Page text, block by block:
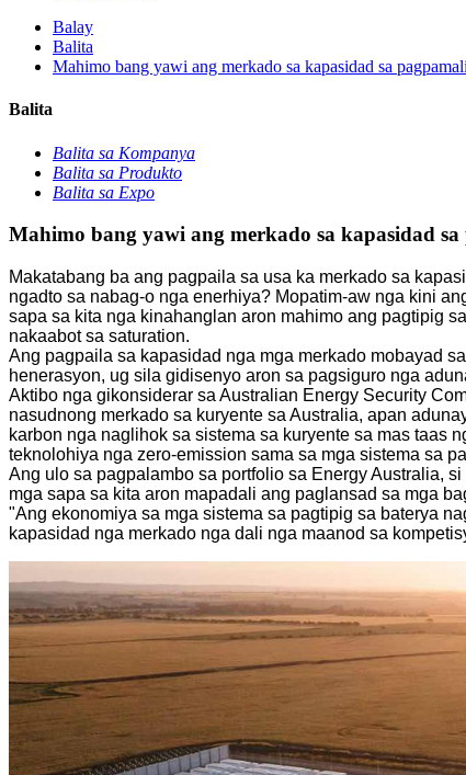
Balay
Balita
Mahimo bang yawi ang merkado sa kapasidad sa
Balita
Balita sa Kompanya
Balita sa Produkto
Balita sa Expo
Mahimo bang yawi ang merkado sa kapasidad
Makatabang ba ang pagpaila sa usa ka merkado sa
ngadto sa nabag-o nga enerhiya? Mopatim-aw nga kini
sapa sa kita nga kinahanglan aron mahimo ang pagtipig
nakaabot sa saturation.
Ang pagpaila sa kapasidad nga mga merkado mobayad
henerasyon, ug sila gidisenyo aron sa pagsiguro nga
Aktibo nga gikonsiderar sa Australian Energy Security
nasudnong merkado sa kuryente sa Australia, apan
karbon nga naglihok sa sistema sa kuryente sa mas taas
teknolohiya nga zero-emission sama sa mga sistema sa
Ang ulo sa pagpalambo sa portfolio sa Energy Australia,
mga sapa sa kita aron mapadali ang paglansad sa mga
"Ang ekonomiya sa mga sistema sa pagtipig sa baterya
kapasidad nga merkado nga dali nga maanod sa